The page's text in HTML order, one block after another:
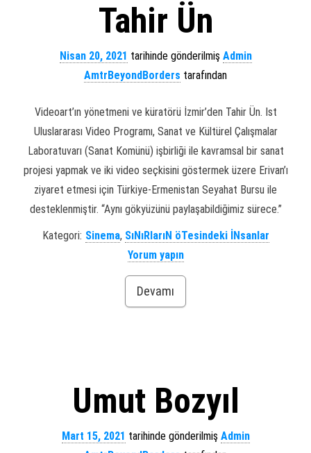
Tahir Ün
Nisan 20, 2021 tarihinde gönderilmiş Admin
AmtrBeyondBorders tarafından
Videoart’ın yönetmeni ve küratörü İzmir’den Tahir Ün. Ist
Uluslararası Video Programı, Sanat ve Kültürel Çalışmalar
Laboratuvarı (Sanat Komünü) işbirliği ile kavramsal bir sanat
projesi yapmak ve iki video seçkisini göstermek üzere Erivan’ı
ziyaret etmesi için Türkiye-Ermenistan Seyahat Bursu ile
desteklenmiştir. “Aynı gökyüzünü paylaşabildiğimiz sürece.”
Kategori: Sinema, SıNıRlarıN öTesindeki İNsanlar
Yorum yapın
Devamı
Umut Bozyıl
Mart 15, 2021 tarihinde gönderilmiş Admin